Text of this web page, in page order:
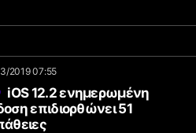
2019 07:55
iOS 12.2 ενημερωμένη
επιδιορθώνει 51